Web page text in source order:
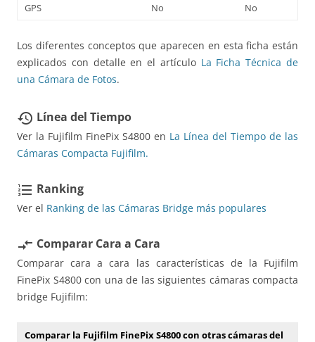
GPS
No No
Los diferentes conceptos que aparecen en esta ficha están
explicados con detalle en el artículo La Ficha Técnica de
una Cámara de Fotos.
restore Línea del Tiempo
Ver la Fujifilm FinePix S4800 en La Línea del Tiempo de las
Cámaras Compacta Fujifilm.
format_list_numbered Ranking
Ver el Ranking de las Cámaras Bridge más populares
compare_arrows Comparar Cara a Cara
Comparar cara a cara las características de la Fujifilm
FinePix S4800 con una de las siguientes cámaras compacta
bridge Fujifilm:
Comparar la Fujifilm FinePix S4800 con otras cámaras del